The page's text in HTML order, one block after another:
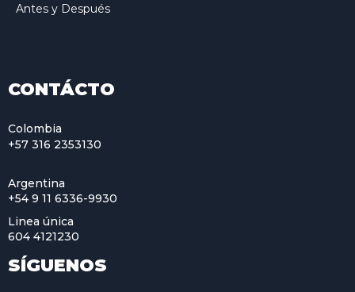
Antes y Después
CONTÁCTO
Colombia
+57 316 2353130
Argentina
+54 9 11 6336-9930
Linea única
604 4121230
SÍGUENOS